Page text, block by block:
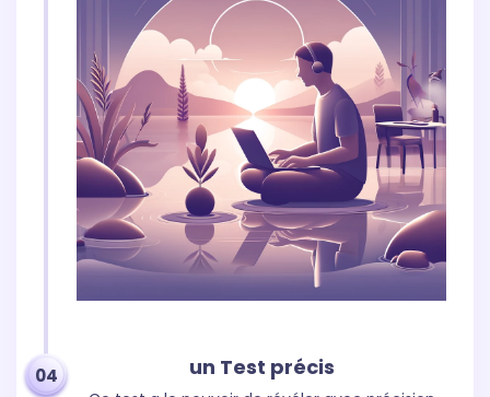
un Test précis
04